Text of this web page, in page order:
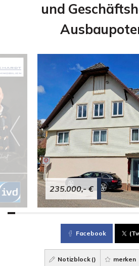
und
235.000,- €
Facebook
Notizblock () merken